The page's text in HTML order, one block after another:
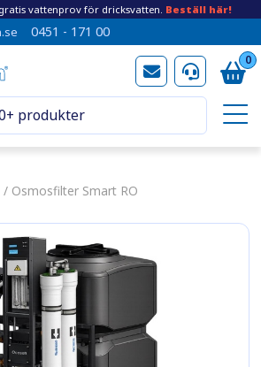
vattenprov för dricksvatten. Beställ här!
0451 - 171 00
0
/ Osmosfilter Smart RO